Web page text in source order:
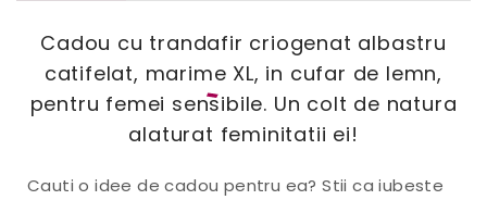
Cadou cu trandafir criogenat albastru
catifelat, marime XL, in cufar de lemn,
pentru femei sensibile. Un colt de natura
alaturat feminitatii ei!
Cauti o idee de cadou pentru ea? Stii ca iubeste